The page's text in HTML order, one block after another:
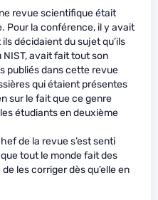
revue scientifique était
Pour la conférence, il y avait
décidaient du sujet qu’ils
NIST, avait fait tout son
publiés dans cette revue
qui étaient présentes
sur le fait que ce genre
étudiants en deuxième
de la revue s’est senti
tout le monde fait des
les corriger dès qu’elle en